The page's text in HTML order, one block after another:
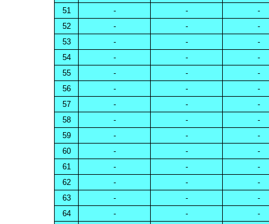
51
- -
-
52
- -
-
53
- -
-
54
- -
-
55
- -
-
56
- -
-
57
- -
-
58
- -
-
59
- -
-
60
- -
-
61
- -
-
62
- -
-
63
- -
-
64
- -
-